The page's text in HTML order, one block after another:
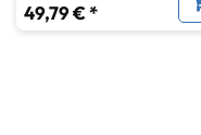
49,79 € *